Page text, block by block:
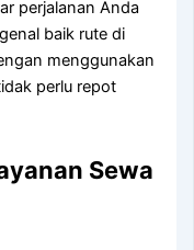
perjalanan Anda
baik rute di
menggunakan
perlu repot
Sewa